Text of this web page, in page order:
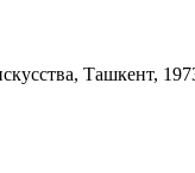
Ташкент,